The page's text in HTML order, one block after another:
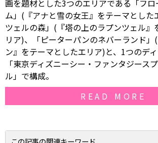
画を題材とした3つのエリアである「フ
ム」(『アナと雪の女王』をテーマとした
ツェルの森」(『塔の上のラプンツェル』
リア)、「ピーターパンのネバーランド
ン』をテーマとしたエリア)と、1つのデ
「東京ディズニーシー・ファンタジース
ル」で構成。
READ MORE